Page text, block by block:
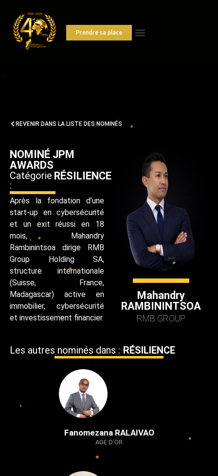
Prendre sa place
REVENIR DANS LA LISTE DES NOMINÉS
NOMINÉ JPM
AWARDS
Catégorie
:
RÉSILIENCE
Après la fondation d’une
start-up en cybersécurité
et un exit réussi en 18
mois, Mahandry
Rambinintsoa dirige RMB
Group Holding SA,
structure internationale
(Suisse, France,
Madagascar) active en
immobilier, cybersécurité
et investissement financier.
Mahandry
RAMBININTSOA
RMB GROUP
Les autres nominés dans : RÉSILIENCE
Fanomezana RALAIVAO
AGE D’OR